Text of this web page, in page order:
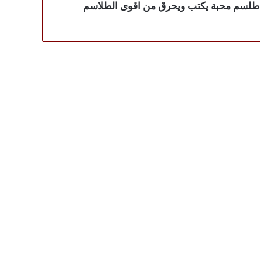
طلسم محبة يكتب ويحرق من اقوى الطلاسم